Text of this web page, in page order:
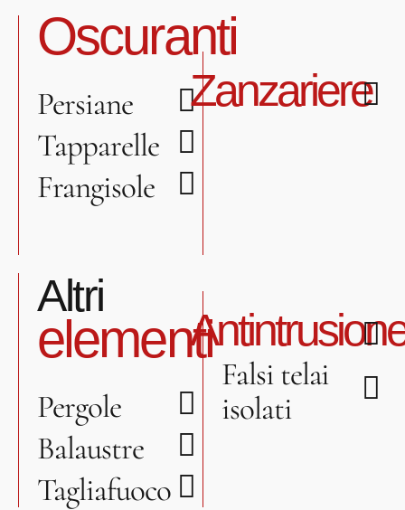
Oscuranti
Persiane
Tapparelle
Frangisole
Zanzariere
Altri
elementi
Pergole
Balaustre
Tagliafuoco
Falsi telai
isolati